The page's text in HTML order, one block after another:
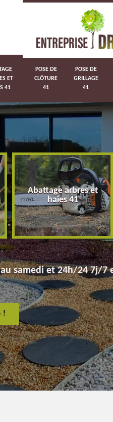
ET
41
POSE DE
CLÔTURE
41
POSE DE
GRILLAGE
41
Abattage arbres et
haies 41
samedi et 24h/24 7j/7
!